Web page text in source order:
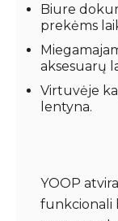
Biure
prekėms
aksesuarų
Virtuvėje
lentyna.
YOOP
funkcionali